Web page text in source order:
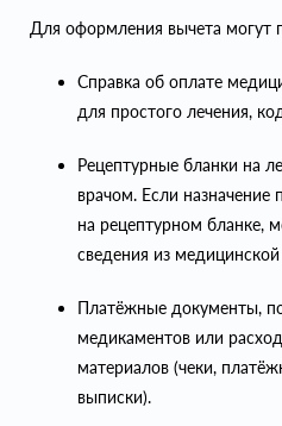
Для оформления вычета могут
Справка об оплате
для простого лечения,
Рецептурные бланки на
врачом. Если назначение
на рецептурном бланке,
сведения из
Платёжные документы,
медикаментов или
материалов (чеки,
выписки).